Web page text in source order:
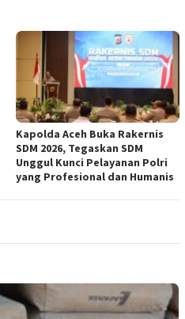
Kapolda Aceh Buka Rakernis
SDM 2026, Tegaskan SDM
Unggul Kunci Pelayanan Polri
yang Profesional dan Humanis